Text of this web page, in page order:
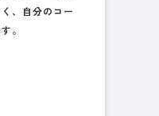
、自分のコー
。